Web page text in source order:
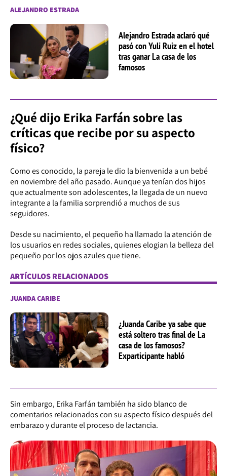
ALEJANDRO ESTRADA
Alejandro Estrada aclaró qué
pasó con Yuli Ruiz en el hotel
tras ganar La casa de los
famosos
¿Qué dijo Erika Farfán sobre las
críticas que recibe por su aspecto
físico?
Como es conocido, la pareja le dio la bienvenida a un bebé
en noviembre del año pasado. Aunque ya tenían dos hijos
que actualmente son adolescentes, la llegada de un nuevo
integrante a la familia sorprendió a muchos de sus
seguidores.
Desde su nacimiento, el pequeño ha llamado la atención de
los usuarios en redes sociales, quienes elogian la belleza del
pequeño por los ojos azules que tiene.
ARTÍCULOS RELACIONADOS
JUANDA CARIBE
¿Juanda Caribe ya sabe que
está soltero tras final de La
casa de los famosos?
Exparticipante habló
Sin embargo, Erika Farfán también ha sido blanco de
comentarios relacionados con su aspecto físico después del
embarazo y durante el proceso de lactancia.